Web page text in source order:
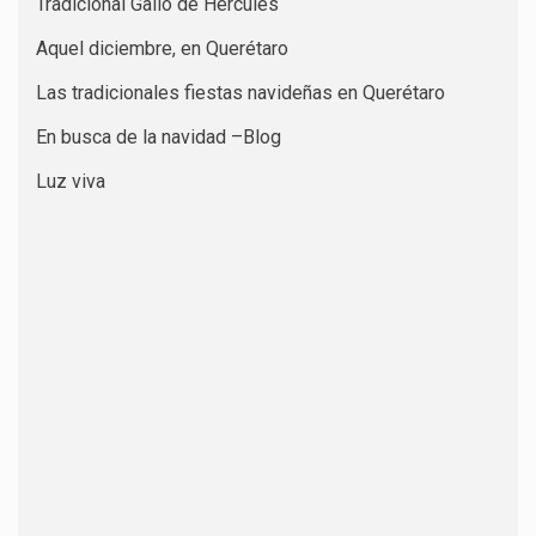
Tradicional Gallo de Hércules
Aquel diciembre, en Querétaro
Las tradicionales fiestas navideñas en Querétaro
En busca de la navidad –Blog
Luz viva